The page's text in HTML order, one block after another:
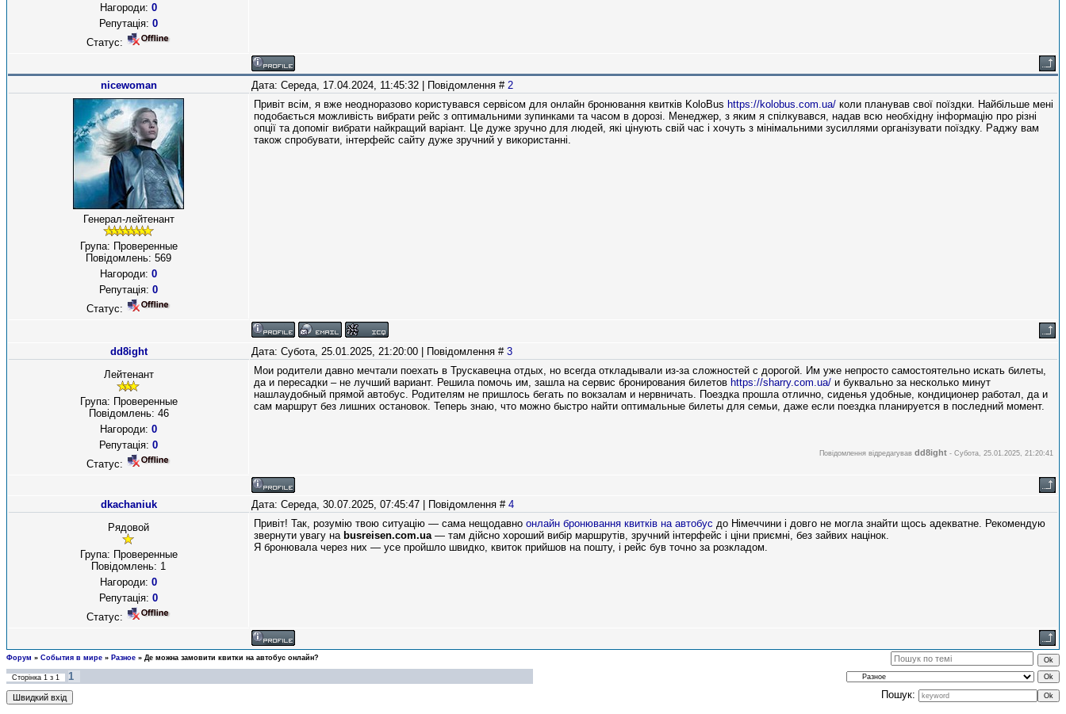
Нагороди: 0
Репутація: 0
Статус:
nicewoman Дата: Середа, 17.04.2024, 11:45:32 | Повідомлення # 2
Генерал-лейтенант
Група: Проверенные
Повідомлень: 569
Нагороди: 0
Репутація: 0
Статус:
Привіт всім, я вже неодноразово користувався сервісом для онлайн бронювання квитків KoloBus https://kolobus.com.ua/ коли планував свої поїздки. Найбільше мені
подобається можливість вибрати рейс з оптимальними зупинками та часом в дорозі. Менеджер, з яким я спілкувався, надав всю необхідну інформацію про різні
опції та допоміг вибрати найкращий варіант. Це дуже зручно для людей, які цінують свій час і хочуть з мінімальними зусиллями організувати поїздку. Раджу вам
також спробувати, інтерфейс сайту дуже зручний у використанні.
dd8ight Дата: Субота, 25.01.2025, 21:20:00 | Повідомлення # 3
Лейтенант
Група: Проверенные
Повідомлень: 46
Нагороди: 0
Репутація: 0
Статус:
Мои родители давно мечтали поехать в Трускавецна отдых, но всегда откладывали из-за сложностей с дорогой. Им уже непросто самостоятельно искать билеты,
да и пересадки – не лучший вариант. Решила помочь им, зашла на сервис бронирования билетов https://sharry.com.ua/ и буквально за несколько минут
нашлаудобный прямой автобус. Родителям не пришлось бегать по вокзалам и нервничать. Поездка прошла отлично, сиденья удобные, кондиционер работал, да и
сам маршрут без лишних остановок. Теперь знаю, что можно быстро найти оптимальные билеты для семьи, даже если поездка планируется в последний момент.
Повідомлення відредагував dd8ight - Субота, 25.01.2025, 21:20:41
dkachaniuk Дата: Середа, 30.07.2025, 07:45:47 | Повідомлення # 4
Рядовой
Група: Проверенные
Повідомлень: 1
Нагороди: 0
Репутація: 0
Статус:
Привіт! Так, розумію твою ситуацію — сама нещодавно онлайн бронювання квитків на автобус до Німеччини і довго не могла знайти щось адекватне. Рекомендую
звернути увагу на busreisen.com.ua— там дійсно хороший вибір маршрутів, зручний інтерфейс і ціни приємні, без зайвих націнок.
Я бронювала через них — усе пройшло швидко, квиток прийшов на пошту, і рейс був точно за розкладом.
Форум » События в мире » Разное » Де можна замовити квитки на автобус онлайн?
Сторінка 1 з 1
1
Пошук: